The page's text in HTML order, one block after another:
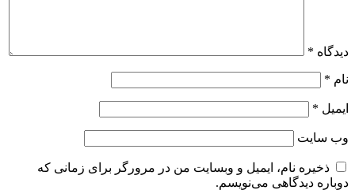
دیدگاه *
نام *
ایمیل *
وب‌ سایت
ذخیره نام، ایمیل و وبسایت من در مرورگر برای زمانی که
دوباره دیدگاهی می‌نویسم.